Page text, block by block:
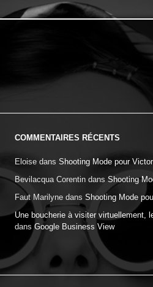
COMMENTAIRES RÉCENTS
Eloisedans Shooting Mode pour
Bevilacqua Corentindans Shooting
Faut Marilynedans Shooting Mode
Une boucherie à visiter virtuellement,
dansGoogle Business View